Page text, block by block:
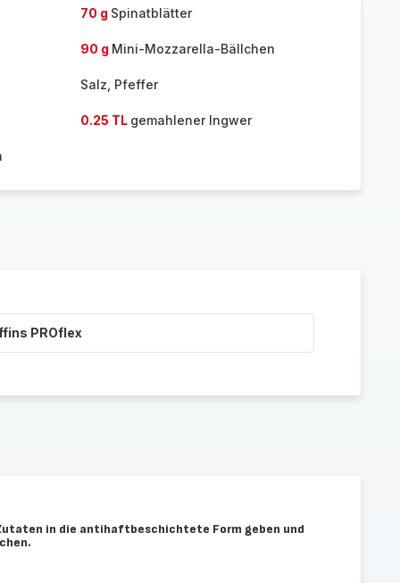
70 g Spinatblätter
90 g Mini-Mozzarella-Bällchen
Salz, Pfeffer
0.25 TL gemahlener Ingwer
PROflex
in die antihaftbeschichtete Form geben und